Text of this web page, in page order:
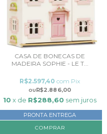
CASA DE BONECAS DE
MADEIRA SOPHIE - LE T...
R$2.886,00
R$2.597,40 com Pix
10 x de R$288,60 sem juros
PRONTA ENTREGA